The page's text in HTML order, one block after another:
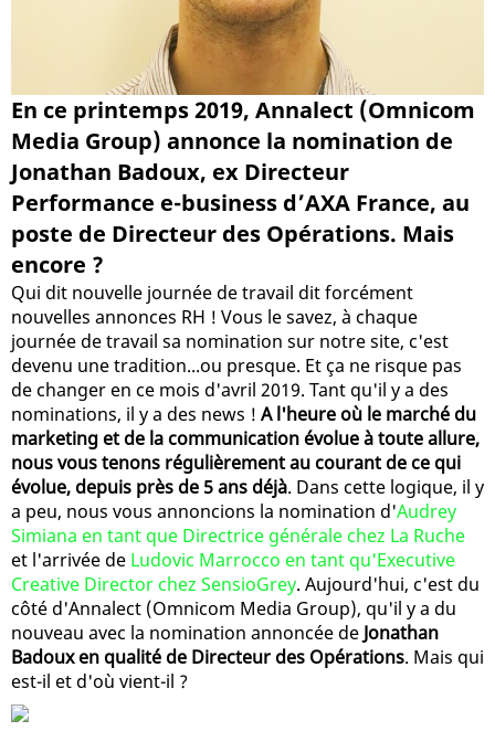
En ce printemps 2019, Annalect (Omnicom
Media Group) annonce la nomination de
Jonathan Badoux, ex Directeur
Performance e-business d’AXA France, au
poste de Directeur des Opérations. Mais
encore ?
Qui dit nouvelle journée de travail dit forcément
nouvelles annonces RH ! Vous le savez, à chaque
journée de travail sa nomination sur notre site, c'est
devenu une tradition...ou presque. Et ça ne risque pas
de changer en ce mois d'avril 2019. Tant qu'il y a des
nominations, il y a des news ! A l'heure où le marché du
marketing et de la communication évolue à toute allure,
nous vous tenons régulièrement au courant de ce qui
évolue, depuis près de 5 ans déjà. Dans cette logique, il y
a peu, nous vous annoncions la nomination d'Audrey
Simiana en tant que Directrice générale chez La Ruche
et l'arrivée de Ludovic Marrocco en tant qu'Executive
Creative Director chez SensioGrey. Aujourd'hui, c'est du
côté d'Annalect (Omnicom Media Group), qu'il y a du
nouveau avec la nomination annoncée de Jonathan
Badoux en qualité de Directeur des Opérations. Mais qui
est-il et d'où vient-il ?